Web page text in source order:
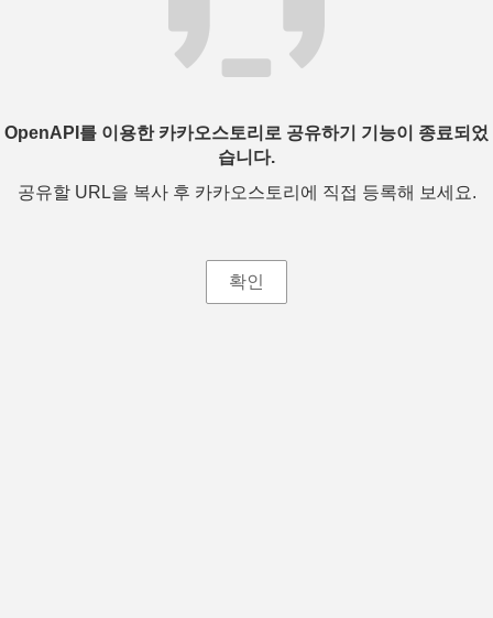
OpenAPI를 이용한 카카오스토리로 공유하기 기능이 종료되었
습니다.
공유할 URL을 복사 후 카카오스토리에 직접 등록해 보세요.
확인